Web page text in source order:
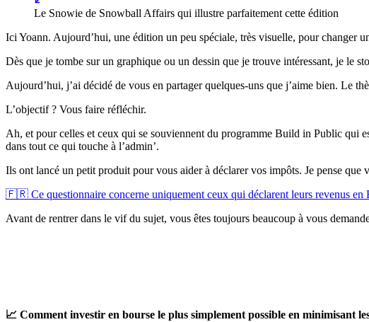
Le Snowie de Snowball Affairs qui illustre parfaitement cette édition
Ici Yoann. Aujourd’hui, une édition un peu spéciale, très visuelle, pour changer
Dès que je tombe sur un graphique ou un dessin que je trouve intéressant, je le
Aujourd’hui, j’ai décidé de vous en partager quelques-uns que j’aime bien. Le
L’objectif ? Vous faire réfléchir.
Ah, et pour celles et ceux qui se souviennent du programme Build in Public qui
dans tout ce qui touche à l’admin’.
Ils ont lancé un petit produit pour vous aider à déclarer vos impôts. Je pense
🇫🇷 Ce questionnaire concerne uniquement ceux qui déclarent leurs revenus en
Avant de rentrer dans le vif du sujet, vous êtes toujours beaucoup à vous
📈 Comment investir en bourse le plus simplement possible en minimisant